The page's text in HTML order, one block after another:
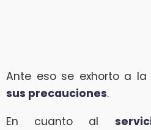
Ante eso se exhorto a
sus precauciones.
En cuanto al